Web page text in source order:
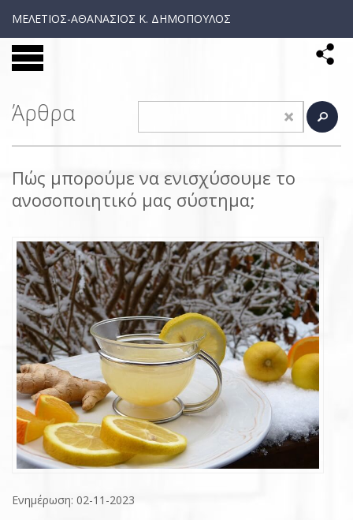
ΜΕΛΕΤΙΟΣ-ΑΘΑΝΑΣΙΟΣ Κ. ΔΗΜΟΠΟΥΛΟΣ
Άρθρα
Πώς μπορούμε να ενισχύσουμε το
ανοσοποιητικό μας σύστημα;
Ενημέρωση: 02-11-2023